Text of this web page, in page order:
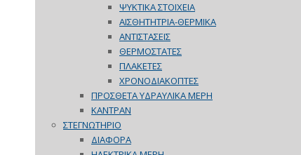
ΨΥΚΤΙΚΑ ΣΤΟΙΧΕΙΑ
ΑΙΣΘΗΤΗΤΡΙΑ-ΘΕΡΜΙΚΑ
ΑΝΤΙΣΤΑΣΕΙΣ
ΘΕΡΜΟΣΤΑΤΕΣ
ΠΛΑΚΕΤΕΣ
ΧΡΟΝΟΔΙΑΚΟΠΤΕΣ
ΠΡΟΣΘΕΤΑ ΥΔΡΑΥΛΙΚΑ ΜΕΡΗ
ΚΑΝΤΡΑΝ
ΣΤΕΓΝΩΤΗΡΙΟ
ΔΙΑΦΟΡΑ